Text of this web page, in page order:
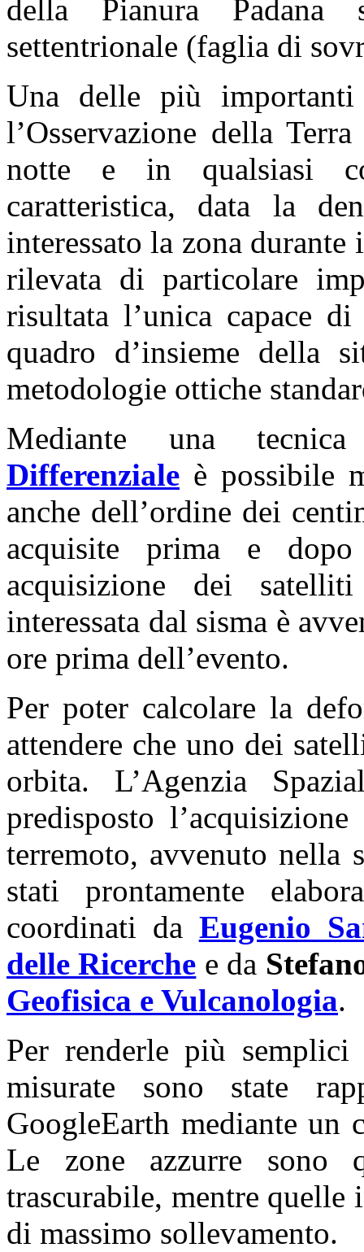
della Pianura
settentrionale (faglia di
Una delle più
l’Osservazione della
notte e in qualsiasi
caratteristica, data la
interessato la zona
rilevata di particolare
risultata l’unica capace
quadro d’insieme della
metodologie ottiche
Mediante una
Differenziale è possibile
anche dell’ordine dei
acquisite prima e
acquisizione dei
interessata dal sisma è
ore prima dell’evento.
Per poter calcolare la
attendere che uno dei
orbita. L’Agenzia
predisposto
terremoto, avvenuto nella
stati prontamente
coordinati da Eugenio
delle Ricerche e da
Geofisica e Vulcanologia.
Per renderle più
misurate sono state
GoogleEarth mediante
Le zone azzurre sono
trascurabile, mentre
di massimo sollevamento.